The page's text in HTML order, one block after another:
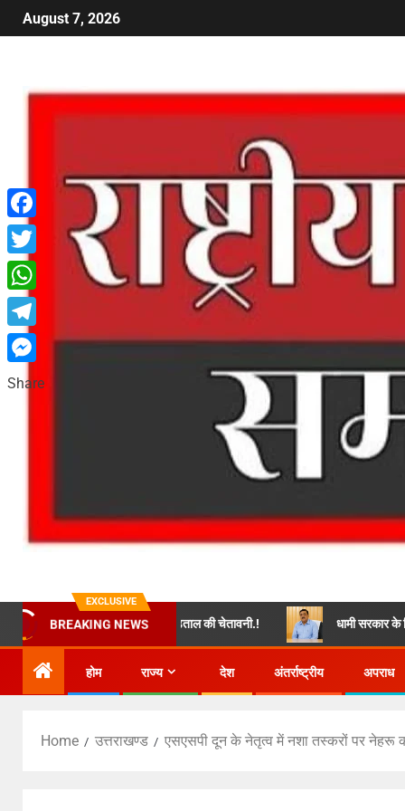
August 7, 2026
EXCLUSIVE
BREAKING NEWS
याचिका और भूख हड़ताल की चेतावनी.! धामी सरकार के सिपेहसलार करेँगे
होम राज्य देश अंतर्राष्ट्रीय अपराध
Home उत्तराखण्ड एसएसपी दून के नेतृत्व में नशा तस्करों पर नेहरू
Facebook
Twitter
WhatsApp
Telegram
Messenger
Share